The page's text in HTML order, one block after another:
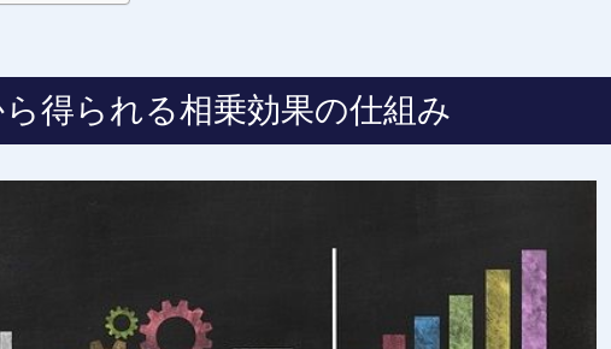
得られる相乗効果の仕組み